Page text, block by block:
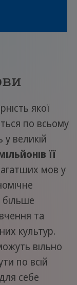
якої
по всьому
великій
її
мов у
та
культур.
вільно
по всій
себе